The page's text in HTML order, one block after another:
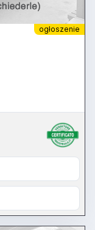
ogłoszenie